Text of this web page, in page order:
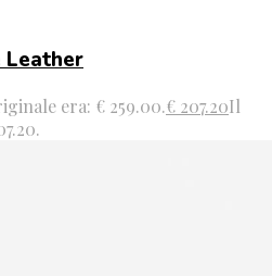
Leather
era: € 259.00.€ 207.20Il